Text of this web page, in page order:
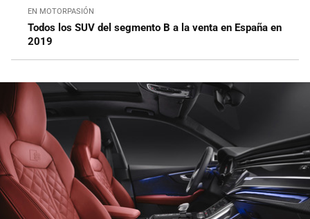
EN MOTORPASIÓN
Todos los SUV del segmento B a la venta en España en
2019